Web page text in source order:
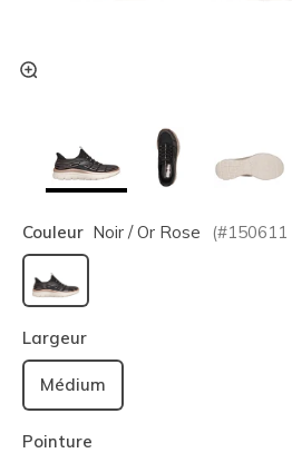
Couleur Noir / Or Rose (#150611
sélectionné
Largeur
Médium
Pointure